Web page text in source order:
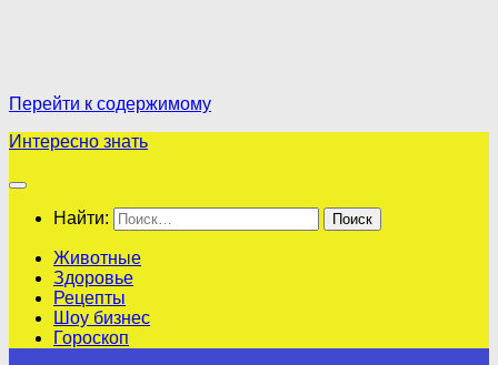
Перейти к содержимому
Интересно знать
Найти:
Животные
Здоровье
Рецепты
Шоу бизнес
Гороскоп